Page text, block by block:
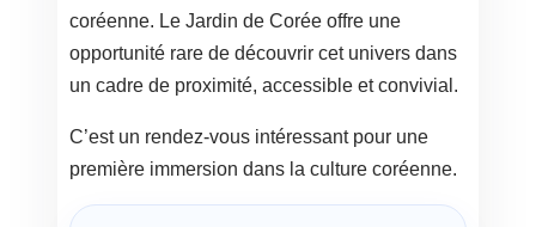
coréenne. Le Jardin de Corée offre une
opportunité rare de découvrir cet univers dans
un cadre de proximité, accessible et convivial.
C’est un rendez-vous intéressant pour une
première immersion dans la culture coréenne.